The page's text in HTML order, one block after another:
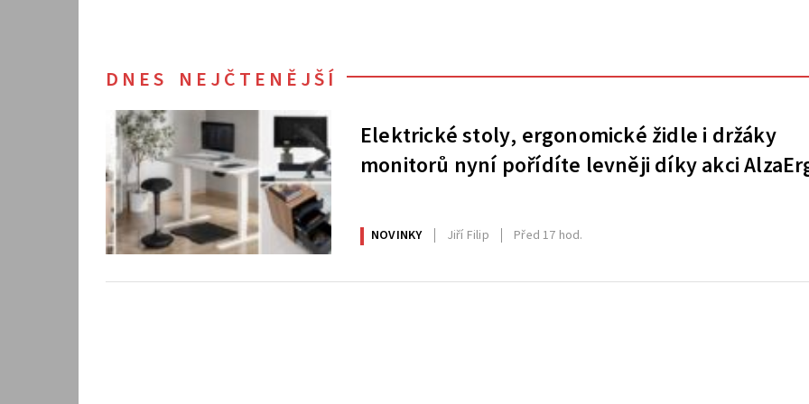
DNES NEJČTENĚJŠÍ
Elektrické stoly, ergonomické židle i držáky
monitorů nyní pořídíte levněji díky akci
NOVINKY Jiří Filip Před 17 hod.